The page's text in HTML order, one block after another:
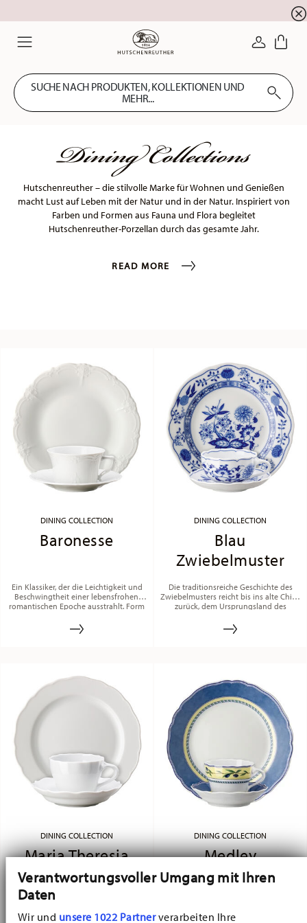
Verantwortungsvoller Umgang mit Ihren
Daten
Wir und unsere 1022 Partnerverarbeiten Ihre
Summer SALE! Sichern Sie sich 5% EXTRA-
SUCHE NACH PRODUKTEN, KOLLEKTIONEN UND
MEHR...
Dining Collections
Hutschenreuther – die stilvolle Marke für Wohnen und Genießen
macht Lust auf Leben mit der Natur und in der Natur. Inspiriert von
Farben und Formen aus Fauna und Flora begleitet
Hutschenreuther-Porzellan durch das gesamte Jahr.
READ MORE
DINING COLLECTION
Baronesse
Ein Klassiker, der die Leichtigkeit und
Beschwingtheit einer lebensfrohen,
romantischen Epoche ausstrahlt. Form
Klassisch und romantisch zugleich.
DINING COLLECTION
Blau
Zwiebelmuster
Die traditionsreiche Geschichte des
Zwiebelmusters reicht bis ins alte China
zurück, dem Ursprungsland des
DINING COLLECTION
Maria Theresia
Schön und begehrt wie eh und je.
Maria Theresia ist der Inbegriff
DINING COLLECTION
Medley
"Medley", spielt mit harmonischen